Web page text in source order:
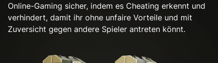
Online-Gaming sicher, indem es Cheating erkennt und
verhindert, damit ihr ohne unfaire Vorteile und mit
Zuversicht gegen andere Spieler antreten könnt.